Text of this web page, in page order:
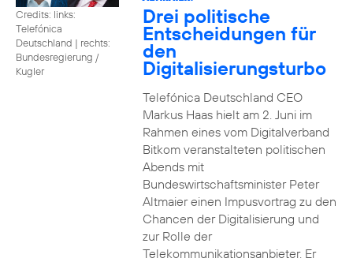
Credits: links:
Telefónica
Deutschland | rechts:
Bundesregierung /
Kugler
Drei politische
Entscheidungen für
den
Digitalisierungsturbo
Telefónica Deutschland CEO
Markus Haas hielt am 2. Juni im
Rahmen eines vom Digitalverband
Bitkom veranstalteten politischen
Abends mit
Bundeswirtschaftsminister Peter
Altmaier einen Impusvortrag zu den
Chancen der Digitalisierung und
zur Rolle der
Telekommunikationsanbieter. Er